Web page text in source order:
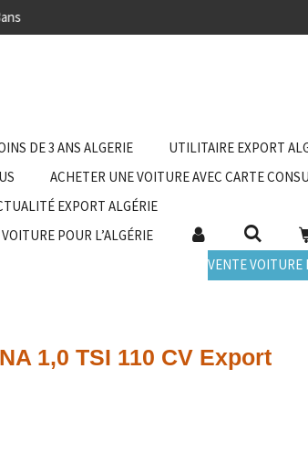
DE 3 ANS ALGERIE
UTILITAIRE EXPORT
ACHETER UNE VOITURE AVEC CARTE
EXPORT ALGÉRIE
POUR L’ALGÉRIE
VENTE VOITURE
1,0 TSI 110 CV Export